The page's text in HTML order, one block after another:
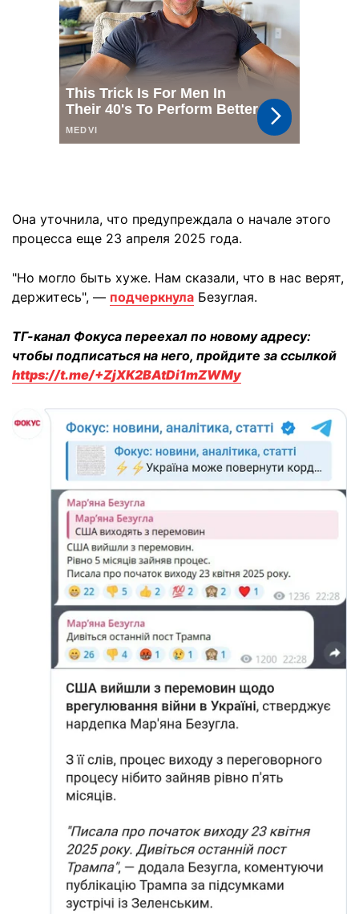
Она уточнила, что предупреждала о начале этого
процесса еще 23 апреля 2025 года.
"Но могло быть хуже. Нам сказали, что в нас верят,
держитесь", — подчеркнула Безуглая.
ТГ-канал Фокуса переехал по новому адресу:
чтобы подписаться на него, пройдите за ссылкой
https://t.me/+ZjXK2BAtDi1mZWMy